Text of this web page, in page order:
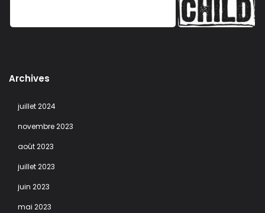
Archives
juillet 2024
novembre 2023
août 2023
juillet 2023
juin 2023
mai 2023